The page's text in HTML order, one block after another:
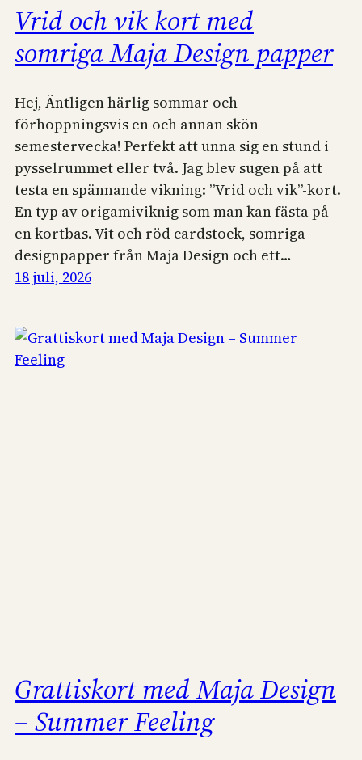
Vrid och vik kort med
somriga Maja Design papper
Hej, Äntligen härlig sommar och
förhoppningsvis en och annan skön
semestervecka! Perfekt att unna sig en stund i
pysselrummet eller två. Jag blev sugen på att
testa en spännande vikning: ”Vrid och vik”-kort.
En typ av origamiviknig som man kan fästa på
en kortbas. Vit och röd cardstock, somriga
designpapper från Maja Design och ett…
18 juli, 2026
Grattiskort med Maja Design
– Summer Feeling